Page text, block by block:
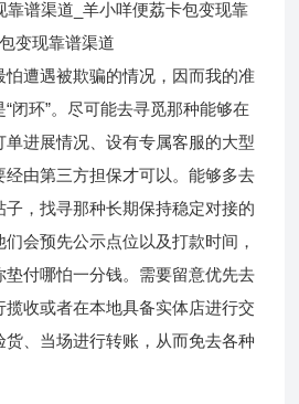
怕遭遇被欺骗的情况，因而我的准
闭环”。尽可能去寻觅那种能够在
进展情况、设有专属客服的大型
经由第三方担保才可以。能够多去
子，找寻那种长期保持稳定对接的
会预先公示点位以及打款时间，
垫付哪怕一分钱。需要留意优先去
收或者在本地具备实体店进行交
、当场进行转账，从而免去各种